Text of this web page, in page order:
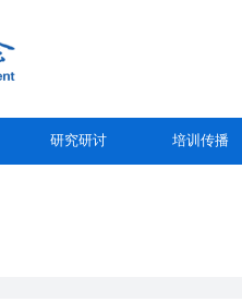
研究研讨 培训传播